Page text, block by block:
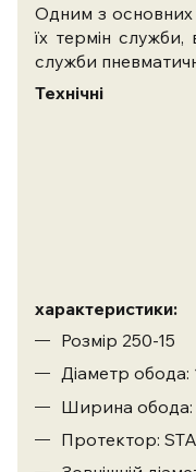
Одним з основних
їх термін
служби
Технічні
характеристики:
Розмір 250-15
Діаметр обода:
Ширина обода:
Протектор: